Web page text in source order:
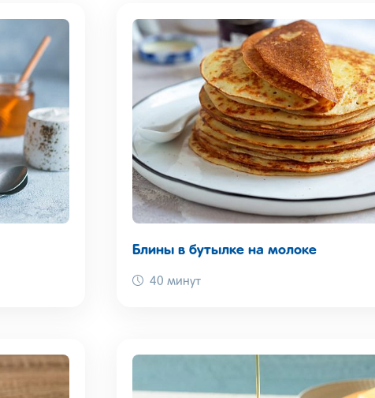
Блины в бутылке на молоке
40 минут